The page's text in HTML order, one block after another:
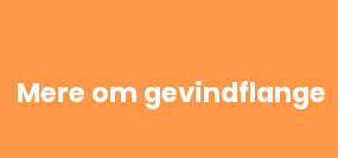
Mere om gevindflange